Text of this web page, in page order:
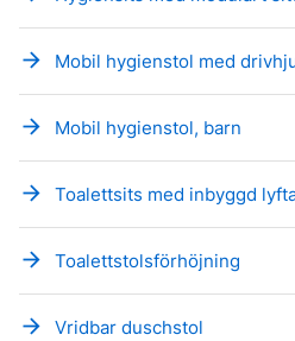
arrow_forward Mobil hygienstol med
arrow_forward Mobil hygienstol, barn
arrow_forward Toalettsits med inbyggd
arrow_forward Toalettstolsförhöjning
arrow_forward Vridbar duschstol